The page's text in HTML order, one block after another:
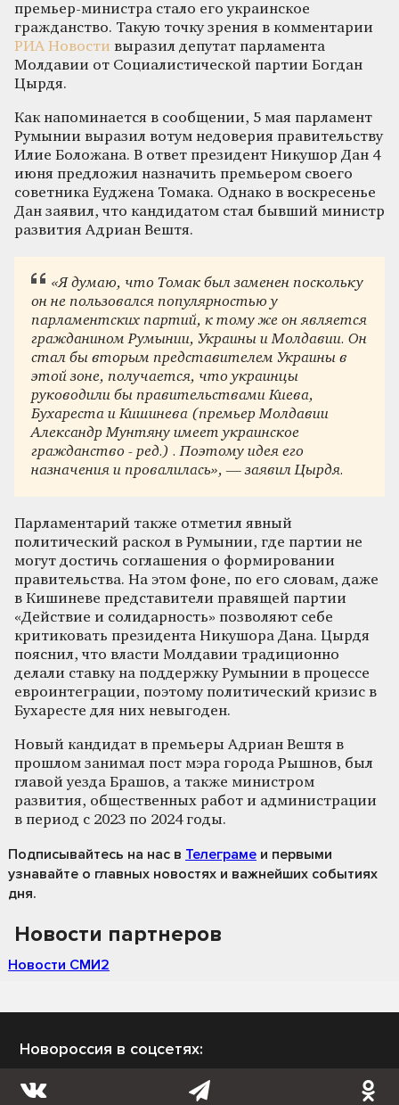
премьер-министра стало его украинское
гражданство. Такую точку зрения в комментарии
РИА Новости выразил депутат парламента
Молдавии от Социалистической партии Богдан
Цырдя.
Как напоминается в сообщении, 5 мая парламент
Румынии выразил вотум недоверия правительству
Илие Боложана. В ответ президент Никушор Дан 4
июня предложил назначить премьером своего
советника Еуджена Томака. Однако в воскресенье
Дан заявил, что кандидатом стал бывший министр
развития Адриан Вештя.
«Я думаю, что Томак был заменен поскольку
он не пользовался популярностью у
парламентских партий, к тому же он является
гражданином Румынии, Украины и Молдавии. Он
стал бы вторым представителем Украины в
этой зоне, получается, что украинцы
руководили бы правительствами Киева,
Бухареста и Кишинева (премьер Молдавии
Александр Мунтяну имеет украинское
гражданство - ред.) . Поэтому идея его
назначения и провалилась», — заявил Цырдя.
Парламентарий также отметил явный
политический раскол в Румынии, где партии не
могут достичь соглашения о формировании
правительства. На этом фоне, по его словам, даже
в Кишиневе представители правящей партии
«Действие и солидарность» позволяют себе
критиковать президента Никушора Дана. Цырдя
пояснил, что власти Молдавии традиционно
делали ставку на поддержку Румынии в процессе
евроинтеграции, поэтому политический кризис в
Бухаресте для них невыгоден.
Новый кандидат в премьеры Адриан Вештя в
прошлом занимал пост мэра города Рышнов, был
главой уезда Брашов, а также министром
развития, общественных работ и администрации
в период с 2023 по 2024 годы.
Подписывайтесь на нас в Телеграме и первыми
узнавайте о главных новостях и важнейших событиях
дня.
Новости партнеров
Новости СМИ2
Новороссия в соцсетях: